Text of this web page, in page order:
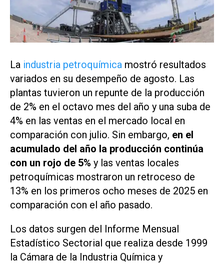
La industria petroquímica mostró resultados
variados en su desempeño de agosto. Las
plantas tuvieron un repunte de la producción
de 2% en el octavo mes del año y una suba de
4% en las ventas en el mercado local en
comparación con julio. Sin embargo, en el
acumulado del año la producción continúa
con un rojo de 5% y las ventas locales
petroquímicas mostraron un retroceso de
13% en los primeros ocho meses de 2025 en
comparación con el año pasado.
Los datos surgen del Informe Mensual
Estadístico Sectorial que realiza desde 1999
la Cámara de la Industria Química y